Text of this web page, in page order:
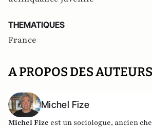
THEMATIQUES
France
A PROPOS DES AUTEURS
Michel Fize
Michel Fize est un sociologue, ancien